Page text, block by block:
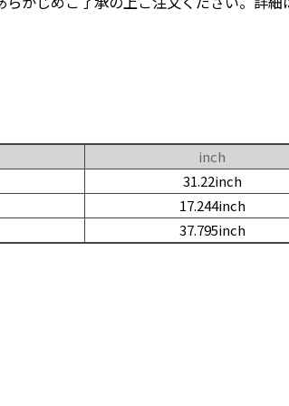
inch
31.22inch
17.244inch
37.795inch